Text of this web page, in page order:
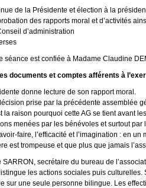
de la Présidente et élection à la
des rapports moral et d’activités
d’administration
séance est confiée à Madame Claudine
documents et comptes afférents à
donne lecture de son rapport moral.
prise par la précédente assemblée
la raison pourquoi cette AG se tient avant
menées par les bénévoles et surtout
faire, l’efficacité et l’imagination : en
est trompeuse et que plus que jamais
SARRON, secrétaire du bureau de
les actions sociales puis
sur une seule personne bilingue. Les